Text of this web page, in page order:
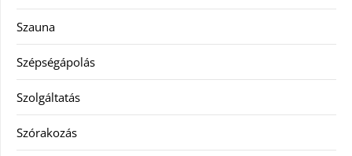
Szauna
Szépségápolás
Szolgáltatás
Szórakozás